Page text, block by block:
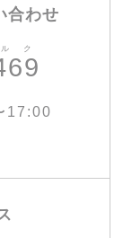
合わせ
ク
17:00